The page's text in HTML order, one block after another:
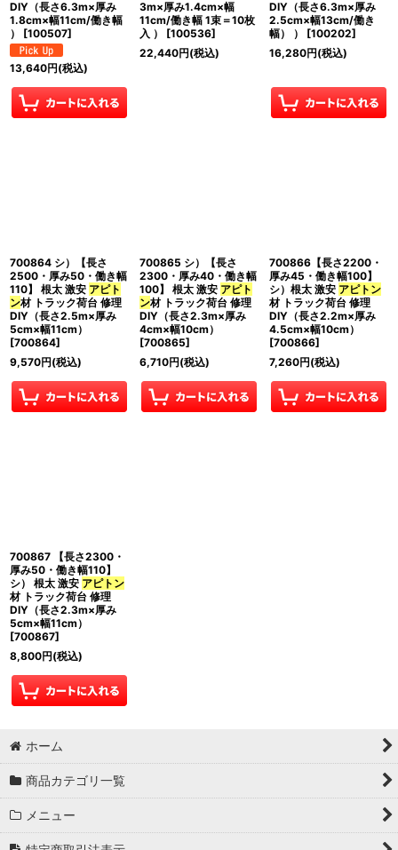
DIY（長さ6.3m×厚み
1.8cm×幅11cm/働き幅
）
[100507]
13,640円(税込)
3m×厚み1.4cm×幅
11cm/働き幅 1束＝10枚
入 ）
[100536]
22,440円(税込)
DIY（長さ6.3m×厚み
2.5cm×幅13cm/働き
幅） ）
[100202]
16,280円(税込)
700864 シ）【長さ
2500・厚み50・働き幅
110】 根太 激安 アピト
ン材 トラック荷台 修理
DIY（長さ2.5m×厚み
5cm×幅11cm）
[700864]
9,570円(税込)
700865 シ）【長さ
2300・厚み40・働き幅
100】 根太 激安 アピト
ン材 トラック荷台 修理
DIY（長さ2.3m×厚み
4cm×幅10cm）
[700865]
6,710円(税込)
700866【長さ2200・
厚み45・働き幅100】
シ）根太 激安 アピトン
材 トラック荷台 修理
DIY（長さ2.2m×厚み
4.5cm×幅10cm）
[700866]
7,260円(税込)
700867 【長さ2300・
厚み50・働き幅110】
シ） 根太 激安 アピトン
材 トラック荷台 修理
DIY（長さ2.3m×厚み
5cm×幅11cm）
[700867]
8,800円(税込)
ホーム
商品カテゴリ一覧
メニュー